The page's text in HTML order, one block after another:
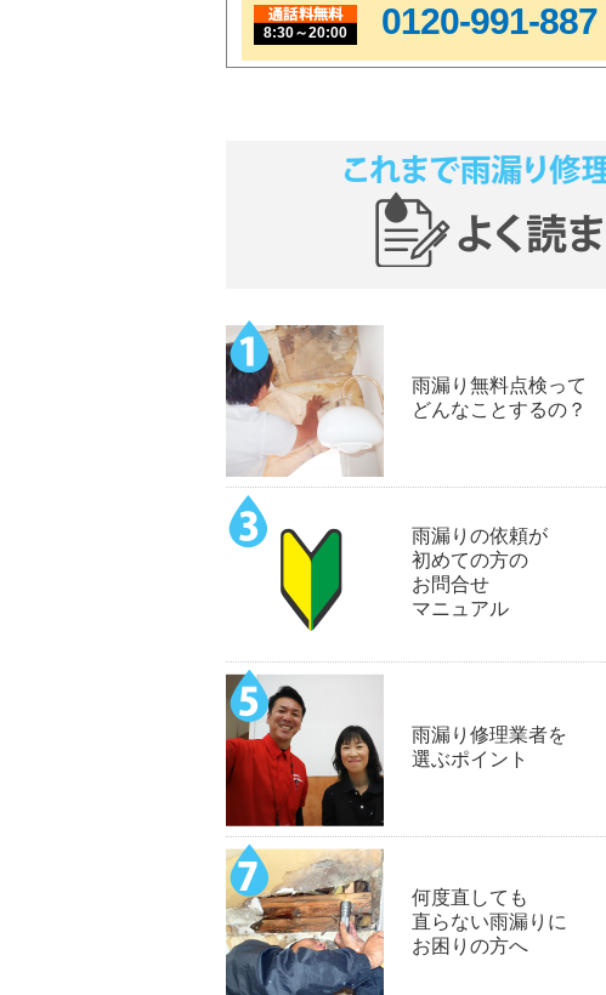
8:30～20:00 0120-991-887
雨漏り無料点検って
どんなことするの？
雨漏りの依頼が
初めての方の
お問合せ
マニュアル
雨漏り修理業者を
選ぶポイント
何度直しても
直らない雨漏りに
お困りの方へ